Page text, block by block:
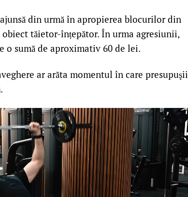
din urmă în apropierea blocurilor din
tăietor-înțepător. În urma agresiunii,
sumă de aproximativ 60 de lei.
ar arăta momentul în care presupuşii